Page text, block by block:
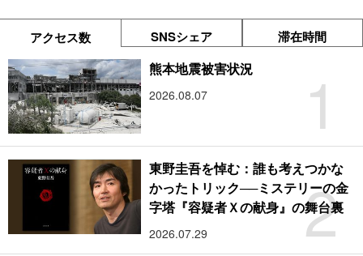
アクセス数 SNSシェア 滞在時間
1
熊本地震被害状況
2026.08.07
2
東野圭吾を悼む：誰も考えつかな
かったトリック──ミステリーの金
字塔『容疑者Ｘの献身』の舞台裏
2026.07.29